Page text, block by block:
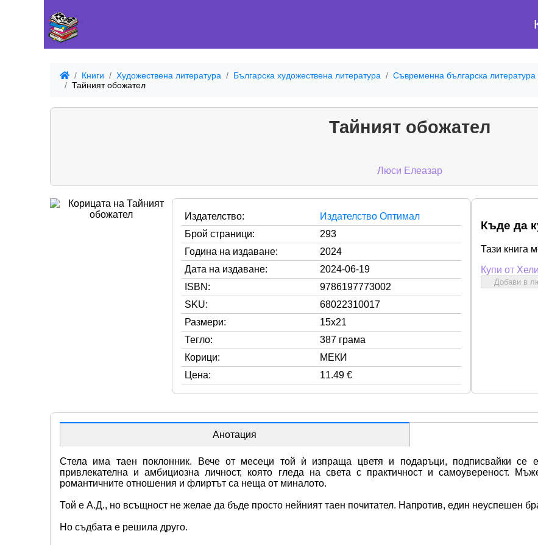
Книги Художествена литература Българска художествена литература Съвременна българска литература
Тайният обожател
Тайният обожател
Люси Елеазар
Издателство:
Издателство Оптимал
Брой страници:
293
Година на издаване:
2024
Дата на издаване:
2024-06-19
ISBN:
9786197773002
SKU:
68022310017
Размери:
15x21
Тегло:
387 грама
Корици:
МЕКИ
Цена:
11.49 €
Къде да
Тази книга
Купи от
Добави в
Анотация
Стела има таен поклонник. Вече от месеци той ѝ изпраща цветя и подаръци, подписвайки се
привлекателна и амбициозна личност, която гледа на света с практичност и самоувереност.
романтичните отношения и флиртът са неща от миналото.
Той е А.Д., но всъщност не желае да бъде просто нейният таен почитател. Напротив, един неуспешен
Но съдбата е решила друго.